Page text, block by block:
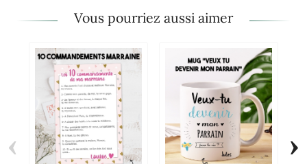
Vous pourriez aussi aimer
‹ ›